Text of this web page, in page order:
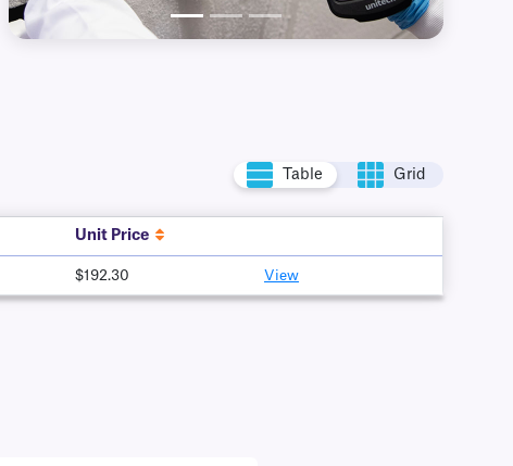
Table Grid
Unit Price
$192.30 View